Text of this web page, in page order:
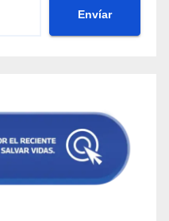
Envíar